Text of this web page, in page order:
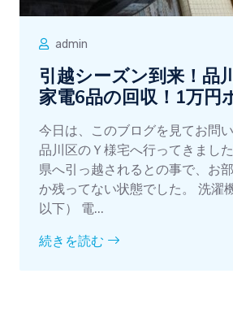
admin
引越シーズン到来！品
家電6品の回収！1万円
今日は、このブログを見てお問
品川区のＹ様宅へ行ってきまし
県へ引っ越されるとの事で、お
か残ってない状態でした。 洗濯
以下） 電...
続きを読む